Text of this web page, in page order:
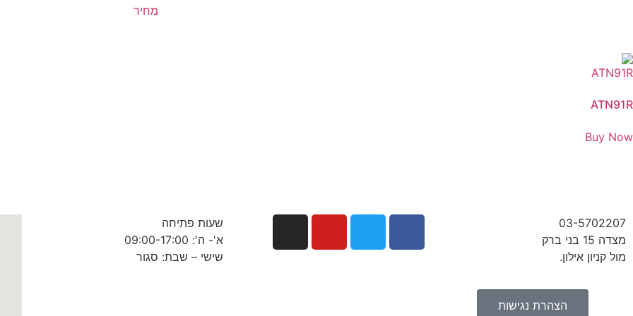
מחיר
ATN91R
Buy Now
03-5702207
מצדה 15 בני ברק
מול קניון אילון.
הצהרת נגישות
שעות פתיחה
א'- ה': 09:00-17:00
שישי – שבת: סגור